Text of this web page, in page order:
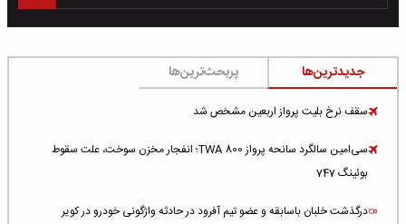
جدیدترین‌ها پربحث‌ترین‌ها
سقف نرخ بلیت پرواز اربعین مشخص شد
سی‌امین سالگرد سانحه پرواز TWA 800؛ انفجار مخزن سوخت، علت سقوط
بوئینگ 747
درگذشت خلبان باسابقه و عضو تیم آفرود در حادثه واژگونی خودرو در کویر